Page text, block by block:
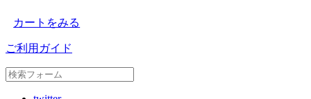
カートをみる
ご利用ガイド